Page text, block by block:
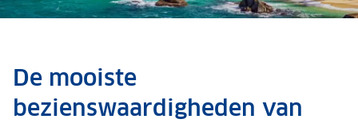
De mooiste
bezienswaardigheden van